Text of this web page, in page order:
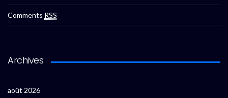
Comments RSS
Archives
août 2026